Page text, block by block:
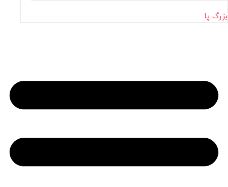
بزرگ پا